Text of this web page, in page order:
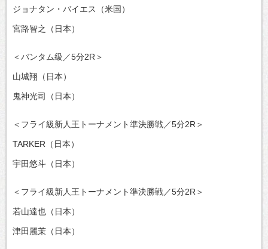
ジョナタン・バイエス（米国）
宮路智之（日本）
＜バンタム級／5分2R＞
山城翔（日本）
鬼神光司（日本）
＜フライ級新人王トーナメント準決勝戦／5分2R＞
TARKER（日本）
宇田悠斗（日本）
＜フライ級新人王トーナメント準決勝戦／5分2R＞
若山達也（日本）
津田麗茉（日本）